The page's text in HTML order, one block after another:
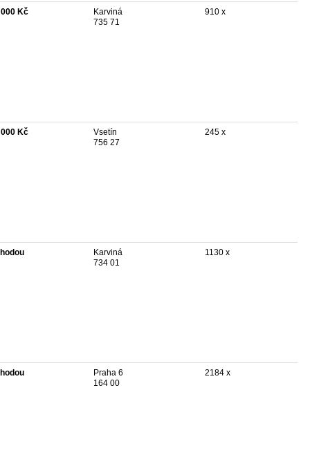
Kč
Karviná
735 71
910 x
Kč
Vsetín
756 27
245 x
Karviná
734 01
1130 x
Praha 6
164 00
2184 x